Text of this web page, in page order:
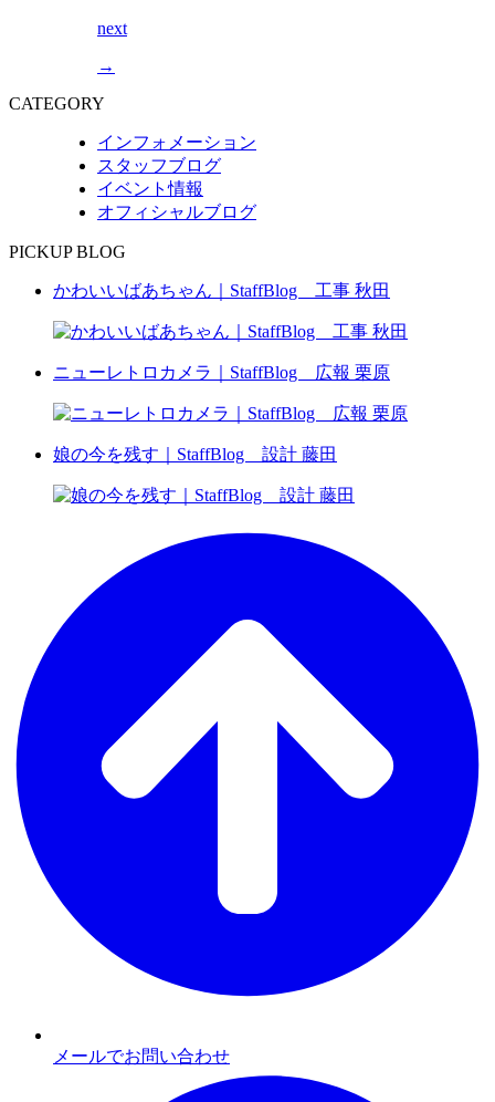
next
→
CATEGORY
インフォメーション
スタッフブログ
イベント情報
オフィシャルブログ
PICKUP BLOG
かわいいばあちゃん｜StaffBlog 工事 秋田
ニューレトロカメラ｜StaffBlog 広報 栗原
娘の今を残す｜StaffBlog 設計 藤田
メールでお問い合わせ